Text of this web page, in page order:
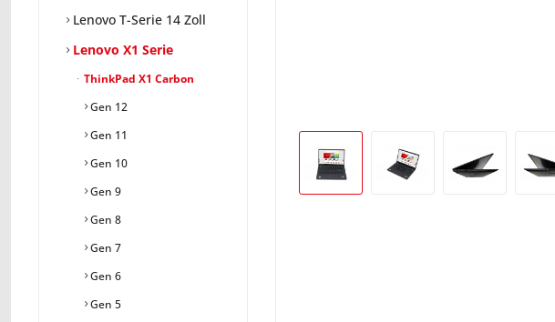
Lenovo T-Serie 14 Zoll
Lenovo X1 Serie
ThinkPad X1 Carbon
Gen 12
Gen 11
Gen 10
Gen 9
Gen 8
Gen 7
Gen 6
Gen 5